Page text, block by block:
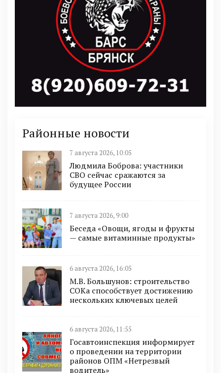
Районные новости
7 августа 2026, 10:05
Людмила Боброва: участники
СВО сейчас сражаются за
будущее России
7 августа 2026, 9:00
Беседа «Овощи, ягоды и фрукты
— самые витаминные продукты»
6 августа 2026, 16:05
М.В. Большунов: строительство
СОКа способствует достижению
нескольких ключевых целей
6 августа 2026, 11:55
Госавтоинспекция информирует
о проведении на территории
районов ОПМ «Нетрезвый
водитель»